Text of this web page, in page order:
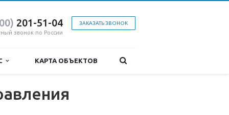
ЗАКАЗАТЬ ЗВОНОК
201-51-04
звонок по России
КАРТА ОБЪЕКТОВ